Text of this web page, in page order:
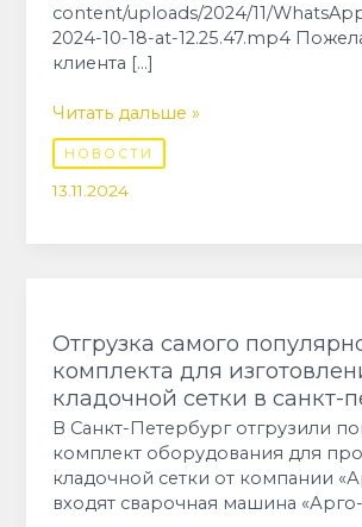
content/uploads/2024/11/
2024-10-18-at-12.25.47.mp4
клиента […]
Читать дальше »
НОВОСТИ
13.11.2024
Отгрузка самого
комплекта для
кладочной сетки в санкт-
В Санкт-Петербург отгрузили
комплект оборудования для
кладочной сетки от компании
входят сварочная машина
популярного
комплекта
для
изготовления
кладочной
сетки
в
санкт-